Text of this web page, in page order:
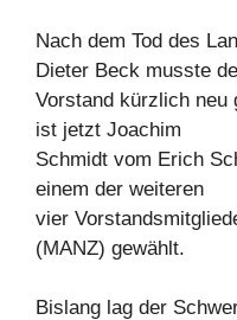
Nach dem Tod des
Dieter Beck musste
Vorstand kürzlich neu
ist jetzt Joachim
Schmidt vom Erich
einem der weiteren
vier
(MANZ) gewählt.
Bislang lag der